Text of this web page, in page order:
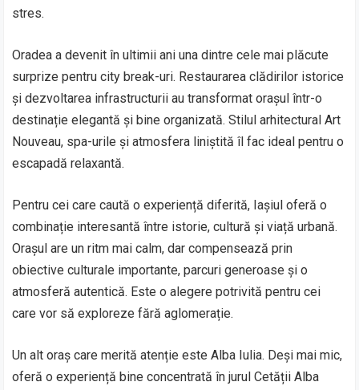
stres.
Oradea a devenit în ultimii ani una dintre cele mai plăcute
surprize pentru city break-uri. Restaurarea clădirilor istorice
și dezvoltarea infrastructurii au transformat orașul într-o
destinație elegantă și bine organizată. Stilul arhitectural Art
Nouveau, spa-urile și atmosfera liniștită îl fac ideal pentru o
escapadă relaxantă.
Pentru cei care caută o experiență diferită, Iașiul oferă o
combinație interesantă între istorie, cultură și viață urbană.
Orașul are un ritm mai calm, dar compensează prin
obiective culturale importante, parcuri generoase și o
atmosferă autentică. Este o alegere potrivită pentru cei
care vor să exploreze fără aglomerație.
Un alt oraș care merită atenție este Alba Iulia. Deși mai mic,
oferă o experiență bine concentrată în jurul Cetății Alba